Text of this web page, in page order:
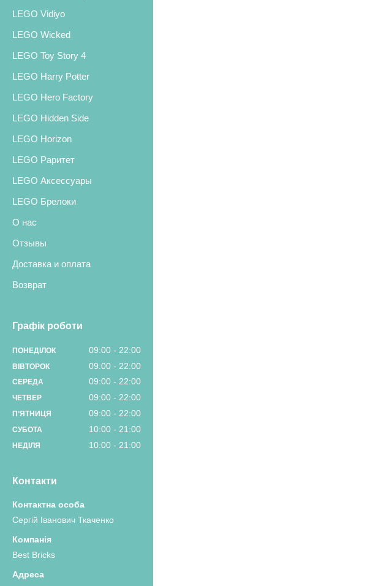
LEGO Vidiyo
LEGO Wicked
LEGO Toy Story 4
LEGO Harry Potter
LEGO Hero Factory
LEGO Hidden Side
LEGO Horizon
LEGO Раритет
LEGO Аксессуары
LEGO Брелоки
О нас
Отзывы
Доставка и оплата
Возврат
Графік роботи
ПОНЕДІЛОК 09:00 22:00
ВІВТОРОК 09:00 22:00
СЕРЕДА 09:00 22:00
ЧЕТВЕР 09:00 22:00
ПʼЯТНИЦЯ 09:00 22:00
СУБОТА 10:00 21:00
НЕДІЛЯ 10:00 21:00
Контакти
Сергій Іванович Ткаченко
Best Bricks